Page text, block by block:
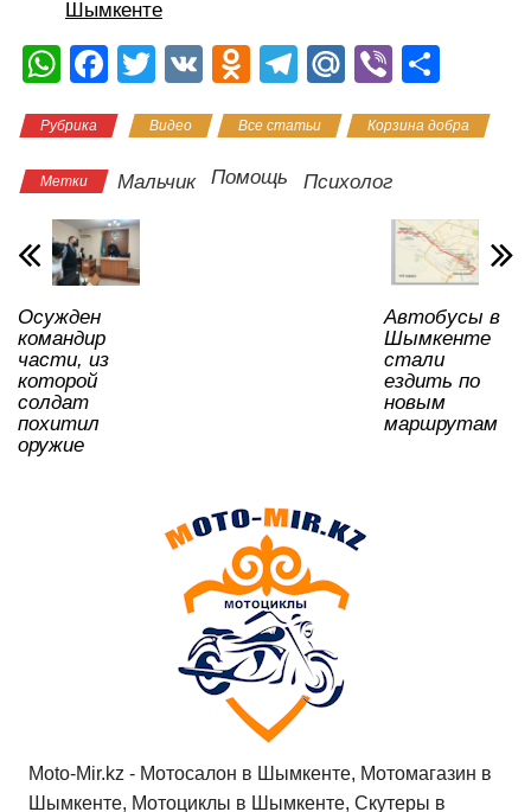
Шымкенте
W
at
s
A
p
p
F
c
e
b
o
o
T
tt
er
V
O
n
o
T
e
gr
M
.R
u
Vi
er р
в
и
ть
Рубрика Видео Все статьи Корзина добра
Метки Мальчик Помощь Психолог
Осужден
командир
части, из
которой
солдат
похитил
оружие
Автобусы в
Шымкенте
стали
ездить по
новым
маршрутам
Moto-Mir.kz - Мотосалон в Шымкенте, Мотомагазин в
Шымкенте, Мотоциклы в Шымкенте, Скутеры в